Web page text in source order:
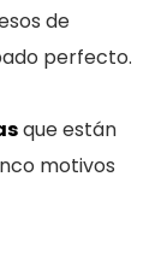
de
perfecto.
que están
motivos